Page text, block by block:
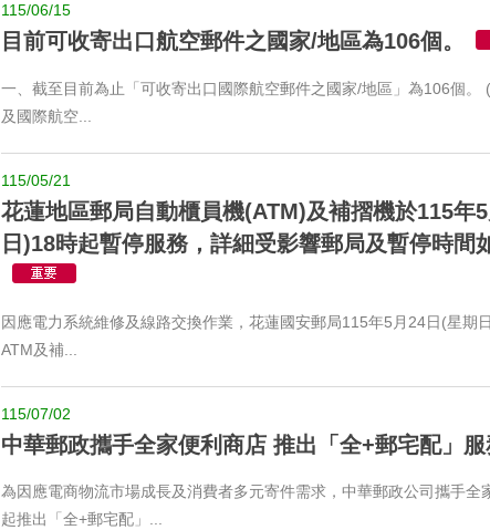
115/06/15
目前可收寄出口航空郵件之國家/地區為106個。
一、截至目前為止「可收寄出口國際航空郵件之國家/地區」為106個。
及國際航空...
115/05/21
花蓮地區郵局自動櫃員機(ATM)及補摺機於115年
日)18時起暫停服務，詳細受影響郵局及暫停時間
因應電力系統維修及線路交換作業，花蓮國安郵局115年5月24日(星期
ATM及補...
115/07/02
中華郵政攜手全家便利商店 推出「全+郵宅配」服
為因應電商物流市場成長及消費者多元寄件需求，中華郵政公司攜手全
起推出「全+郵宅配」...